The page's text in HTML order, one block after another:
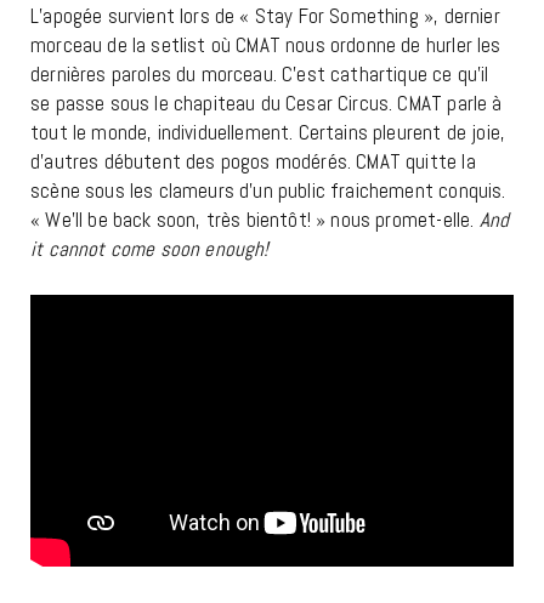
L’apogée survient lors de « Stay For Something », dernier
morceau de la setlist où CMAT nous ordonne de hurler les
dernières paroles du morceau. C’est cathartique ce qu’il
se passe sous le chapiteau du Cesar Circus. CMAT parle à
tout le monde, individuellement. Certains pleurent de joie,
d’autres débutent des pogos modérés. CMAT quitte la
scène sous les clameurs d’un public fraichement conquis.
« We’ll be back soon, très bientôt! » nous promet-elle. And
it cannot come soon enough!